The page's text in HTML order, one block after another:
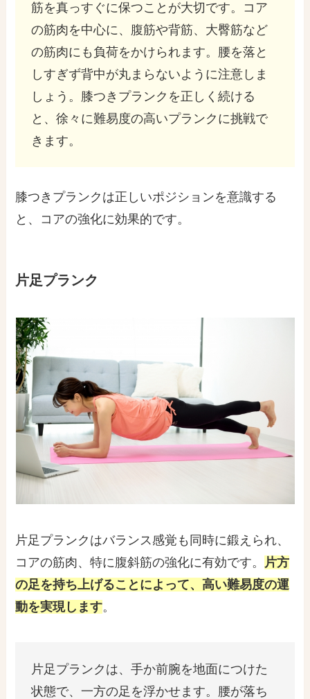
筋を真っすぐに保つことが大切です。コア
の筋肉を中心に、腹筋や背筋、大臀筋など
の筋肉にも負荷をかけられます。腰を落と
しすぎず背中が丸まらないように注意しま
しょう。膝つきプランクを正しく続ける
と、徐々に難易度の高いプランクに挑戦で
きます。
膝つきプランクは正しいポジションを意識する
と、コアの強化に効果的です。
片足プランク
片足プランクはバランス感覚も同時に鍛えられ、
コアの筋肉、特に腹斜筋の強化に有効です。
片方
の足を持ち上げることによって、高い難易度の運
動を実現します。
片足プランクは、手か前腕を地面につけた
状態で、一方の足を浮かせます。腰が落ち